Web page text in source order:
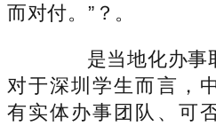
而对付。”？。
是当地化办事取
对于深圳学生而言，
有实体办事团队、可